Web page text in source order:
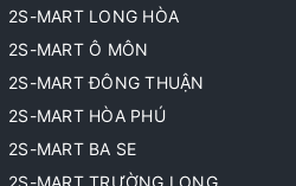
2S-MART LONG HÒA
2S-MART Ô MÔN
2S-MART ĐÔNG THUẬN
2S-MART HÒA PHÚ
2S-MART BA SE
2S-MART TRƯỜNG LONG